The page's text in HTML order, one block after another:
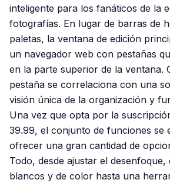
inteligente para los fanáticos de la
fotografías. En lugar de barras de
paletas, la ventana de edición
un navegador web con pestañas
en la parte superior de la ventana.
pestaña se correlaciona con una
visión única de la organización y
Una vez que opta por la
39.99, el conjunto de funciones se
ofrecer una gran cantidad de
Todo, desde ajustar el desenfoque,
blancos y de color hasta una